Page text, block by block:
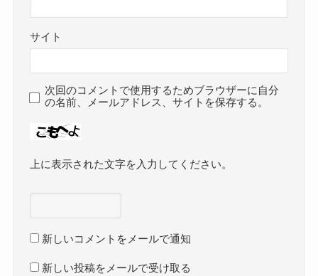
サイト
次回のコメントで使用するためブラウザーに自分
の名前、メールアドレス、サイトを保存する。
上に表示された文字を入力してください。
新しいコメントをメールで通知
新しい投稿をメールで受け取る